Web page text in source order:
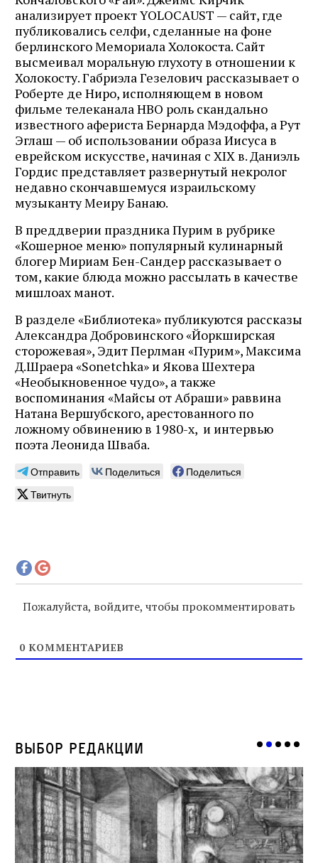
анализирует проект YOLOCAUST — сайт, где
публиковались селфи, сделанные на фоне
берлинского Мемориала Холокоста. Сайт
высмеивал моральную глухоту в отношении к
Холокосту. Габриэла Гезелович рассказывает о
Роберте де Ниро, исполняющем в новом
фильме телеканала HBO роль скандально
известного афериста Бернарда Мэдоффа, а Рут
Эглаш — об использовании образа Иисуса в
еврейском искусстве, начиная с XIX в. Даниэль
Гордис представляет развернутый некролог
недавно скончавшемуся израильскому
музыканту Меиру Банаю.
В преддверии праздника Пурим в рубрике
«Кошерное меню» популярный кулинарный
блогер Мириам Бен-Сандер рассказывает о
том, какие блюда можно рассылать в качестве
мишлоах манот.
В разделе «Библиотека» публикуются рассказы
Александра Добровинского «Йоркширская
сторожевая», Эдит Перлман «Пурим», Максима
Д.Шраера «Sonetchka» и Якова Шехтера
«Необыкновенное чудо», а также
воспоминания «Майсы от Абраши» раввина
Натана Вершубского, арестованного по
ложному обвинению в 1980-х, и интервью
поэта Леонида Шваба.
Отправить Поделиться
Поделиться
Твитнуть
Пожалуйста, войдите, чтобы прокомментировать
0 КОММЕНТАРИЕВ
Выбор редакции
Подпишитесь на рассылку журнала ЛЕХАИМ и получайте
самые интересные публикации с сайта по электронной
почте
Подписаться